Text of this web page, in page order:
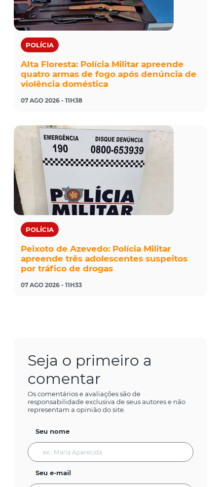
POLÍCIA
Alta Floresta: Polícia Militar apreende
quatro armas de fogo após denúncia de
violência doméstica
07 AGO 2026 - 11H38
POLÍCIA
Peixoto de Azevedo: Polícia Militar
apreende três adolescentes suspeitos
por tráfico de drogas
07 AGO 2026 - 11H33
Seja o primeiro a
comentar
Os comentários e avaliações são de
responsabilidade exclusiva de seus autores e não
representam a opinião do site.
Seu nome
Seu e-mail